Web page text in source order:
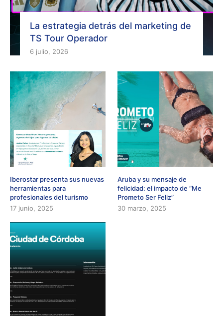
La estrategia detrás del marketing de
TS Tour Operador
6 julio, 2026
Iberostar presenta sus nuevas
herramientas para
profesionales del turismo
17 junio, 2025
Aruba y su mensaje de
felicidad: el impacto de “Me
Prometo Ser Feliz”
30 marzo, 2025